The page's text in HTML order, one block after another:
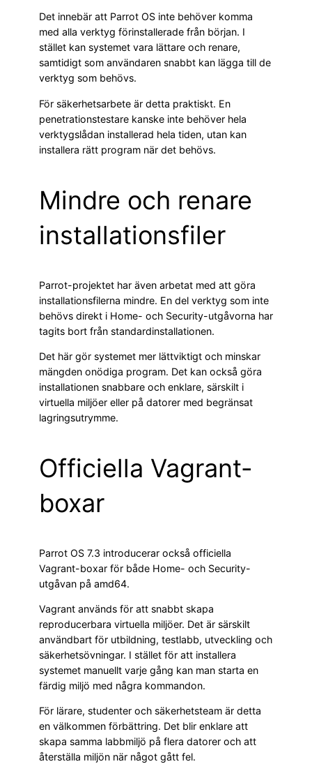
Det innebär att Parrot OS inte behöver komma
med alla verktyg förinstallerade från början. I
stället kan systemet vara lättare och renare,
samtidigt som användaren snabbt kan lägga till de
verktyg som behövs.
För säkerhetsarbete är detta praktiskt. En
penetrationstestare kanske inte behöver hela
verktygslådan installerad hela tiden, utan kan
installera rätt program när det behövs.
Mindre och renare
installationsfiler
Parrot-projektet har även arbetat med att göra
installationsfilerna mindre. En del verktyg som inte
behövs direkt i Home- och Security-utgåvorna har
tagits bort från standardinstallationen.
Det här gör systemet mer lättviktigt och minskar
mängden onödiga program. Det kan också göra
installationen snabbare och enklare, särskilt i
virtuella miljöer eller på datorer med begränsat
lagringsutrymme.
Officiella Vagrant-
boxar
Parrot OS 7.3 introducerar också officiella
Vagrant-boxar för både Home- och Security-
utgåvan på amd64.
Vagrant används för att snabbt skapa
reproducerbara virtuella miljöer. Det är särskilt
användbart för utbildning, testlabb, utveckling och
säkerhetsövningar. I stället för att installera
systemet manuellt varje gång kan man starta en
färdig miljö med några kommandon.
För lärare, studenter och säkerhetsteam är detta
en välkommen förbättring. Det blir enklare att
skapa samma labbmiljö på flera datorer och att
återställa miljön när något gått fel.